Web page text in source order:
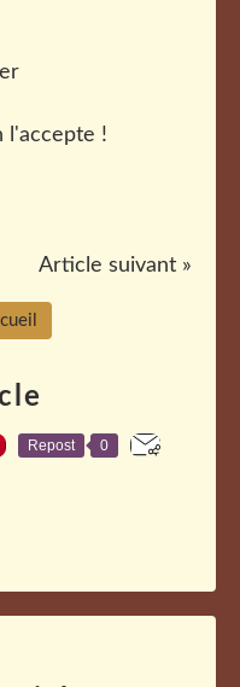
l'accepte !
Article suivant »
Repost 0